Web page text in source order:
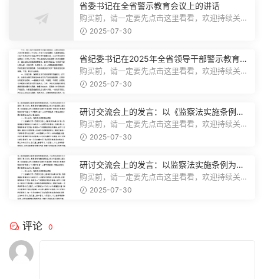
省委书记在全省警示教育会议上的讲话
购买前，请一定要先点击这里看看，欢迎持续关
注，精彩模板每天推送预览结束，本文...
2025-07-30
省纪委书记在2025年全省领导干部警示教育会
上的讲话.1
购买前，请一定要先点击这里看看，欢迎持续关
注，精彩模板每天推送预览结束，本文...
2025-07-30
研讨交流会上的发言：以《监察法实施条例》
为纲,推动巡察工作高质量发展
购买前，请一定要先点击这里看看，欢迎持续关
注，精彩模板每天推送预览结束，本文...
2025-07-30
研讨交流会上的发言：以监察法实施条例为纲
推动巡察工作高质量发展
购买前，请一定要先点击这里看看，欢迎持续关
注，精彩模板每天推送预览结束，本文...
2025-07-30
评论 0